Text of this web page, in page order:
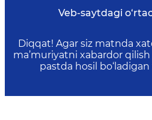
Veb-saytdagi
Diqqat! Agar siz matnda
ma’muriyatni xabardor
pastda hosil